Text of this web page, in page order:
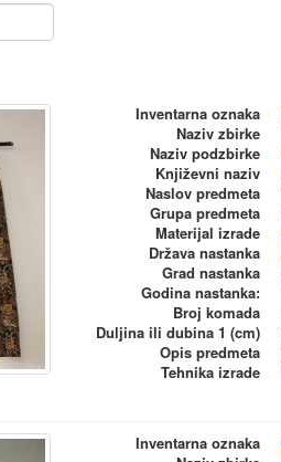
Inventarna oznaka
Naziv zbirke
Naziv podzbirke
Književni naziv
Naslov predmeta
Grupa predmeta
Materijal izrade
Država nastanka
Grad nastanka
Godina nastanka:
Broj komada
Duljina ili dubina 1 (cm)
Opis predmeta
Tehnika izrade
Inventarna oznaka